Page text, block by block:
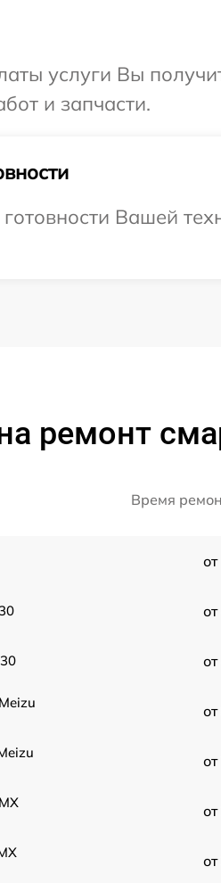
услуги Вы
и запчасти.
Вашей
ремонт
Время